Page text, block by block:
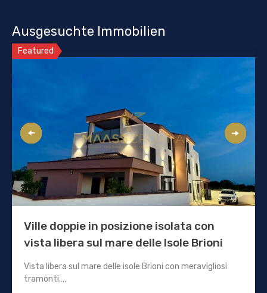
Ausgesuchte Immobilien
Featured
Ville doppie in posizione isolata con
vista libera sul mare delle Isole Brioni
Vista libera sul mare delle isole Brioni con meravigliosi
tramonti.…